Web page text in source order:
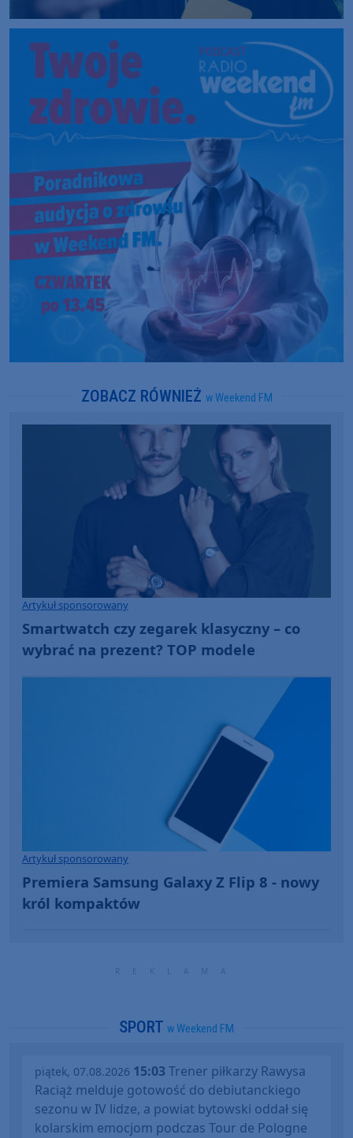
ZOBACZ RÓWNIEŻ w Weekend FM
Artykuł sponsorowany
Smartwatch czy zegarek klasyczny – co
wybrać na prezent? TOP modele
Artykuł sponsorowany
Premiera Samsung Galaxy Z Flip 8 - nowy
król kompaktów
SPORT w Weekend FM
piątek, 07.08.2026 15:03Trener piłkarzy Rawysa
Raciąż melduje gotowość do debiutanckiego
sezonu w IV lidze, a powiat bytowski oddał się
kolarskim emocjom podczas Tour de Pologne